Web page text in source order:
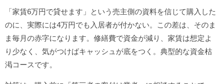
「家賃6万円で貸せます」という売主側の資料を信じて購入した
のに、実際には4万円でも入居者が付かない。この差は、そのま
ま毎月の赤字になります。修繕費で資金が減り、家賃は想定よ
り少なく、気がつけばキャッシュが底をつく。典型的な資金枯
渇コースです。